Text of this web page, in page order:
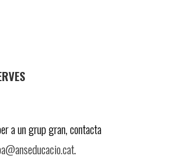
a un grup gran, contacta
.